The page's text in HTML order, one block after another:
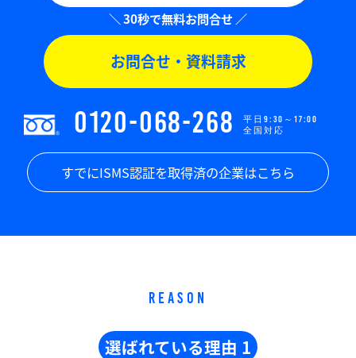
お問合せ・資料請求
0120-068-268
平日9:30～17:00
全国対応
すでにISMS認証を取得済の企業はこちら
REASON
選ばれている理由 1